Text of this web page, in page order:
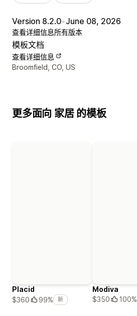
Version 8.2.0•June 08, 2026
查看详细信息所有版本
模板文档
查看详细信息
设计师联系方式
Broomfield, CO, US
更多面向 家居 的模板
Placid
$360
99% 新
Modiva
$350
100%